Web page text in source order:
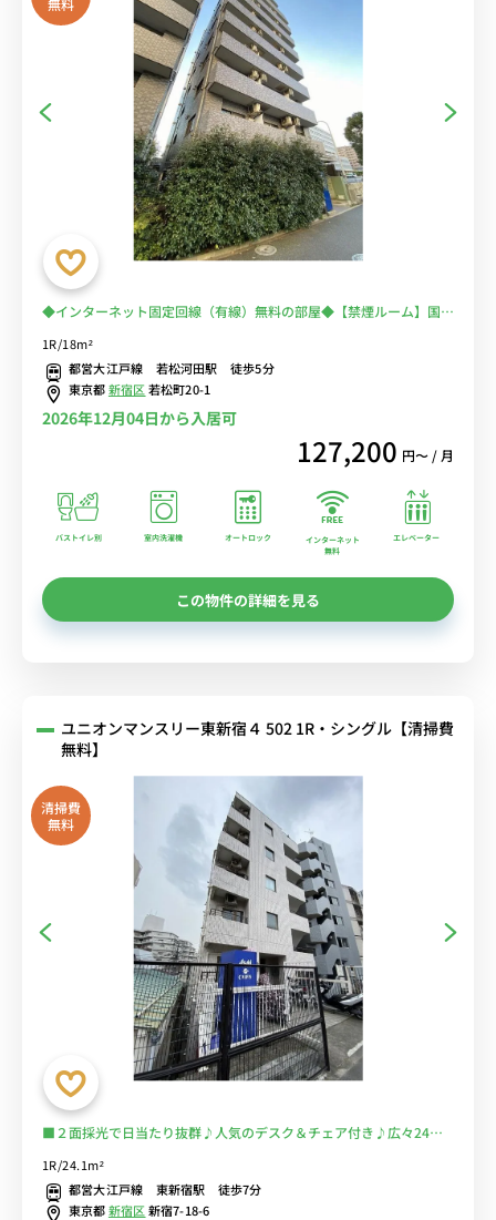
◆インターネット固定回線（有線）無料の部屋◆【禁煙ルーム】国立
るのを完全回避で安心！
1R/18m²
都営大江戸線 若松河田駅 徒歩5分
東京都新宿区若松町20-1
2026年12月04日から入居可
127,200 円〜 / 月
バストイレ別 室内洗濯機 オートロック
インターネット
無料
エレベーター
この物件の詳細を見る
ユニオンマンスリー東新宿４ 502 1R・シングル【清掃費
無料】
清掃費
無料
■２面採光で日当たり抜群♪人気のデスク＆チェア付き♪広々24
☆■選べるWi-Fi格安レンタル中！
1R/24.1m²
都営大江戸線 東新宿駅 徒歩7分
東京都新宿区新宿7-18-6